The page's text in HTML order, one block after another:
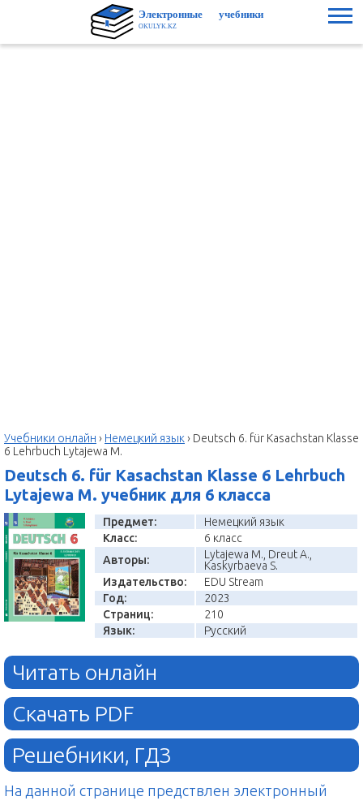
Учебники онлайн › Немецкий язык› Deutsch 6. für Kasachstan Klasse
6 Lehrbuch Lytajewa M.
Deutsch 6. für Kasachstan Klasse 6 Lehrbuch
Lytajewa M. учебник для 6 класса
Предмет:
Немецкий язык
Класс:
6 класс
Авторы:
Lytajewa M., Dreut A.,
Kaskyrbaeva S.
Издательство:
EDU Stream
Год:
2023
Страниц:
210
Язык:
Русский
Читать онлайн
Скачать PDF
Решебники, ГДЗ
На данной странице предствлен электронный